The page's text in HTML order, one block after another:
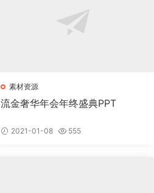
素材资源
流金奢华年会年终盛典PPT
2021-01-08 555